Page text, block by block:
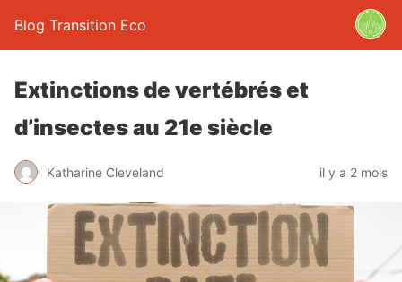
Blog Transition Eco
Extinctions de vertébrés et
d’insectes au 21e siècle
Katharine Cleveland il y a 2 mois